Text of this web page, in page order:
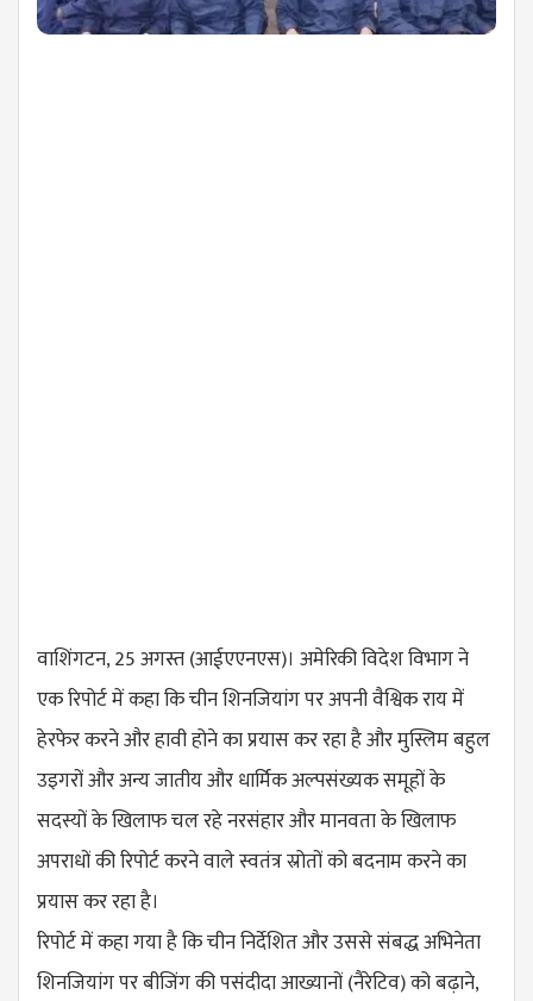
वाशिंगटन, 25 अगस्त (आईएएनएस)। अमेरिकी विदेश विभाग ने
एक रिपोर्ट में कहा कि चीन शिनजियांग पर अपनी वैश्विक राय में
हेरफेर करने और हावी होने का प्रयास कर रहा है और मुस्लिम बहुल
उइगरों और अन्य जातीय और धार्मिक अल्पसंख्यक समूहों के
सदस्यों के खिलाफ चल रहे नरसंहार और मानवता के खिलाफ
अपराधों की रिपोर्ट करने वाले स्वतंत्र स्रोतों को बदनाम करने का
प्रयास कर रहा है।
रिपोर्ट में कहा गया है कि चीन निर्देशित और उससे संबद्ध अभिनेता
शिनजियांग पर बीजिंग की पसंदीदा आख्यानों (नैरेटिव) को बढ़ाने,